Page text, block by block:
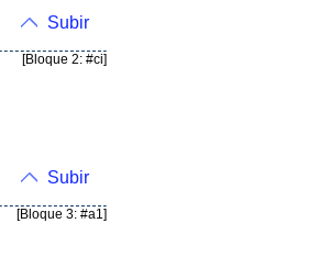
Subir
[Bloque 2: #ci]
Subir
[Bloque 3: #a1]